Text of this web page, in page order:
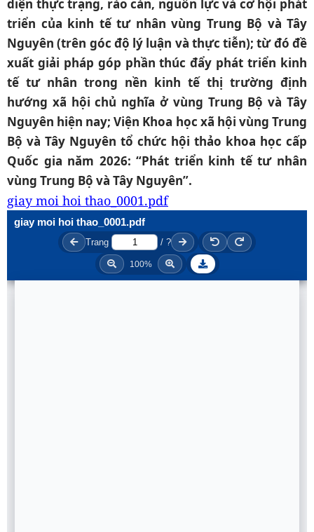
diện thực trạng, rào cản, nguồn lực và cơ hội phát
triển của kinh tế tư nhân vùng Trung Bộ và Tây
Nguyên (trên góc độ lý luận và thực tiễn); từ đó đề
xuất giải pháp góp phần thúc đẩy phát triển kinh
tế tư nhân trong nền kinh tế thị trường định
hướng xã hội chủ nghĩa ở vùng Trung Bộ và Tây
Nguyên hiện nay; Viện Khoa học xã hội vùng Trung
Bộ và Tây Nguyên tổ chức hội thảo khoa học cấp
Quốc gia năm 2026: “Phát triển kinh tế tư nhân
vùng Trung Bộ và Tây Nguyên”.
giay moi hoi thao_0001.pdf